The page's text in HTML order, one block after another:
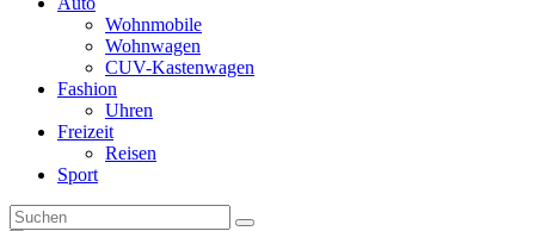
Wohnmobile
Wohnwagen
CUV-Kastenwagen
Fashion
Uhren
Freizeit
Reisen
Sport